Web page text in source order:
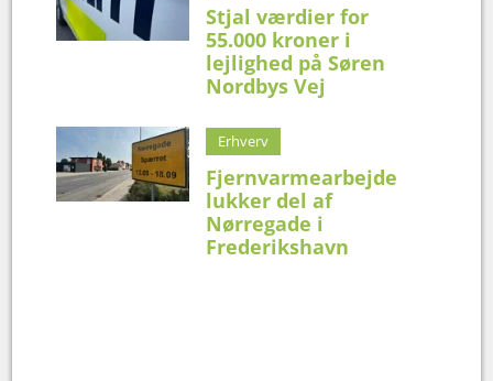
Stjal værdier for
55.000 kroner i
lejlighed på Søren
Nordbys Vej
Erhverv
Fjernvarmearbejde
lukker del af
Nørregade i
Frederikshavn